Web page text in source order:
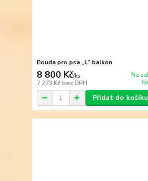
Bouda pro psa „L” balkón
8 800 Kč/ks
7 273 Kč bez DPH
Na
Přidat do košíku